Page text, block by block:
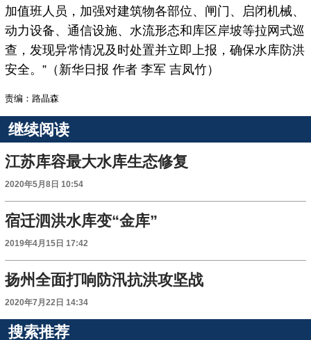
加值班人员，加强对建筑物各部位、闸门、启闭机械、
动力设备、通信设施、水流形态和库区岸坡等拉网式巡
查，发现异常情况及时处置并立即上报，确保水库防洪
安全。”（新华日报 作者 李军 吉凤竹）
责编：路晶森
继续阅读
江苏库容最大水库生态修复
2020年5月8日 10:54
宿迁泗洪水库变“金库”
2019年4月15日 17:42
扬州全面打响防汛抗洪攻坚战
2020年7月22日 14:34
搜索推荐